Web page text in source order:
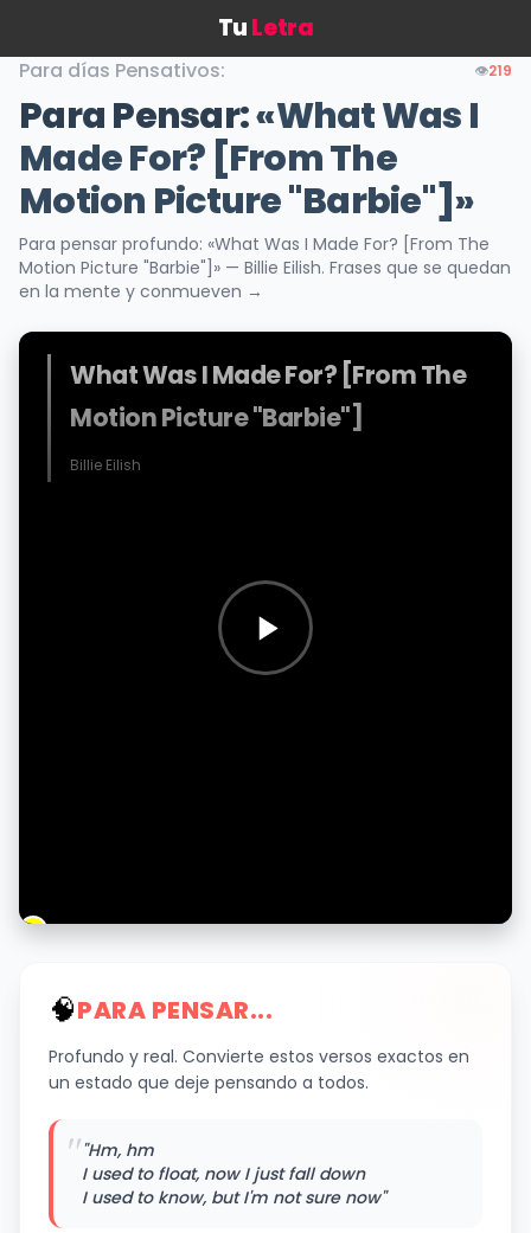
TuLetra
Para días Pensativos: 👁️219
Para Pensar:«What Was I
Made For? [From The
Motion Picture "Barbie"]»
Para pensar profundo: «What Was I Made For? [From The
Motion Picture "Barbie"]» — Billie Eilish. Frases que se quedan
en la mente y conmueven →
What Was I Made For? [From The
Motion Picture "Barbie"]
Billie Eilish
🧠PARA PENSAR...
Profundo y real. Convierte estos versos exactos en
un estado que deje pensando a todos.
""Hm, hm
I used to float, now I just fall down
I used to know, but I'm not sure now"